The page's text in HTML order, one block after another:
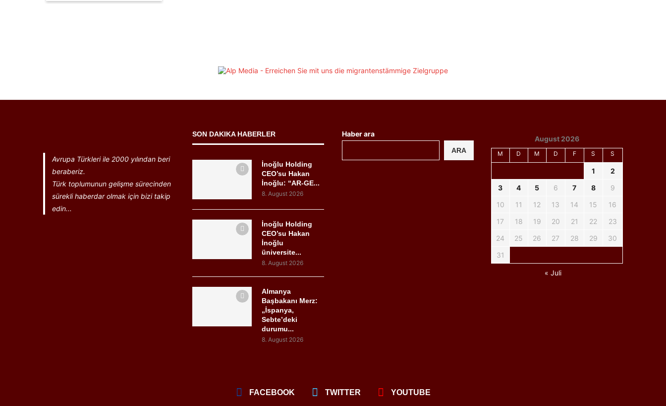
Avrupa Türkleri ile 2000 yılından beri
beraberiz.
Türk toplumunun gelişme sürecinden
sürekli haberdar olmak için bizi takip
edin...
SON DAKIKA HABERLER
İnoğlu Holding
CEO’su Hakan
İnoğlu: “AR-GE...
8. August 2026
İnoğlu Holding
CEO’su Hakan
İnoğlu
üniversite...
8. August 2026
Almanya
Başbakanı Merz:
„İspanya,
Sebte’deki
durumu...
8. August 2026
Haber ara
ARA
August 2026
M D M D F S S
1
2
3
4 5 6 7 8
9
10
11 12 13 14 15
16
17
18 19 20 21 22
23
24
25 26 27 28 29
30
31
« Juli
FACEBOOK TWITTER YOUTUBE